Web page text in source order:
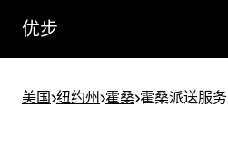
优步
美国>纽约州>霍桑>霍桑派送服务